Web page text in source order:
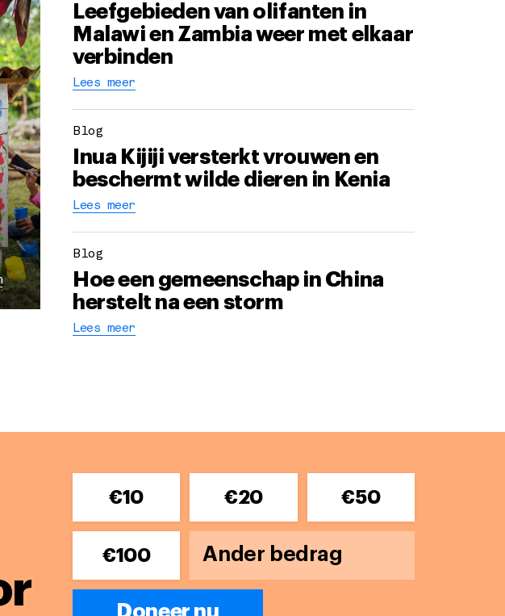
Leefgebieden van olifanten in
Malawi en Zambia weer met elkaar
verbinden
Lees meer
Blog
Inua Kijiji versterkt vrouwen en
beschermt wilde dieren in Kenia
Lees meer
Blog
Hoe een gemeenschap in China
herstelt na een storm
Lees meer
€10 €20 €50
€100
Doneer nu